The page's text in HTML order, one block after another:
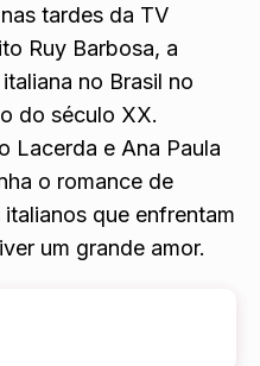
tardes da TV
Ruy Barbosa, a
no Brasil no
do século XX.
Lacerda e Ana Paula
o romance de
que enfrentam
um grande amor.